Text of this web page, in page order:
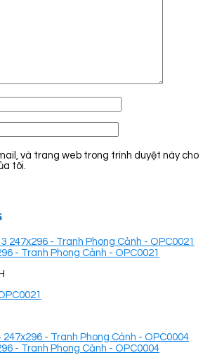
và trang web trong trình duyệt này cho
tôi.